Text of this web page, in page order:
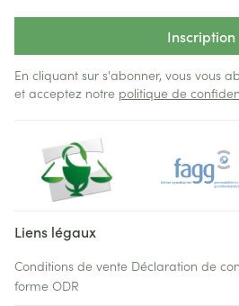
Inscription
En cliquant sur s'abonner, vous vous
et acceptez notre politique de
Liens légaux
Conditions de vente Déclaration de
forme ODR